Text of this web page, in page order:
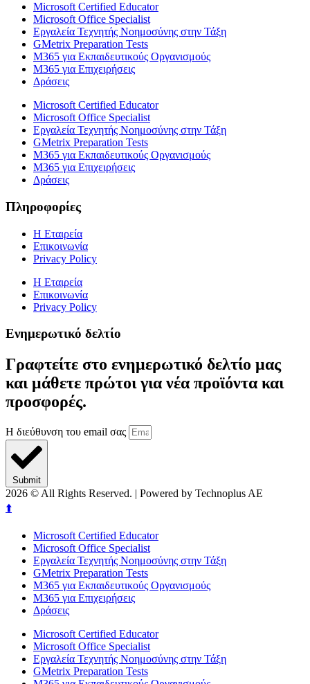
Microsoft Certified Educator
Microsoft Office Specialist
Εργαλεία Τεχνητής Νοημοσύνης στην Τάξη
GMetrix Preparation Tests
M365 για Εκπαιδευτικούς Οργανισμούς
M365 για Επιχειρήσεις
Δράσεις
Microsoft Certified Educator
Microsoft Office Specialist
Εργαλεία Τεχνητής Νοημοσύνης στην Τάξη
GMetrix Preparation Tests
M365 για Εκπαιδευτικούς Οργανισμούς
M365 για Επιχειρήσεις
Δράσεις
Πληροφορίες
Η Εταιρεία
Επικοινωνία
Privacy Policy
Η Εταιρεία
Επικοινωνία
Privacy Policy
Ενημερωτικό δελτίο
Γραφτείτε στο ενημερωτικό δελτίο μας
και μάθετε πρώτοι για νέα προϊόντα και
προσφορές.
Η διεύθυνση του email σας
Submit
2026 © All Rights Reserved. | Powered by Technoplus AE
⬆️
Microsoft Certified Educator
Microsoft Office Specialist
Εργαλεία Τεχνητής Νοημοσύνης στην Τάξη
GMetrix Preparation Tests
M365 για Εκπαιδευτικούς Οργανισμούς
M365 για Επιχειρήσεις
Δράσεις
Microsoft Certified Educator
Microsoft Office Specialist
Εργαλεία Τεχνητής Νοημοσύνης στην Τάξη
GMetrix Preparation Tests